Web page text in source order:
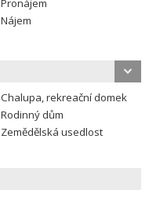
Pronájem
Nájem
Chalupa, rekreační domek
Rodinný dům
Zemědělská usedlost